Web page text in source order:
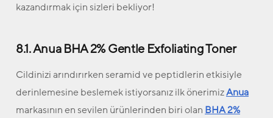
kazandırmak için sizleri bekliyor!
8.1. Anua BHA 2% Gentle Exfoliating Toner
Cildinizi arındırırken seramid ve peptidlerin etkisiyle
derinlemesine beslemek istiyorsanız ilk önerimizAnua
markasının en sevilen ürünlerinden biri olanBHA 2%